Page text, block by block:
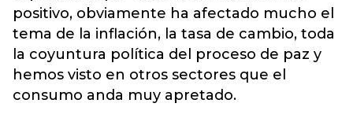
positivo, obviamente ha afectado mucho el
tema de la inflación, la tasa de cambio, toda
la coyuntura política del proceso de paz y
hemos visto en otros sectores que el
consumo anda muy apretado.